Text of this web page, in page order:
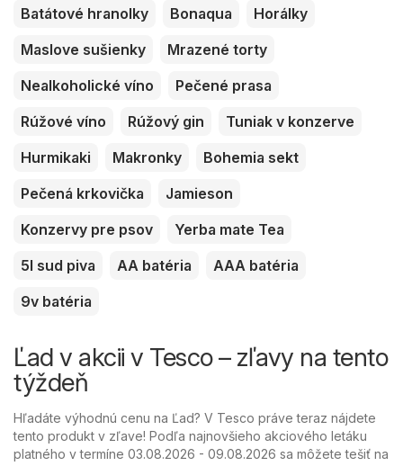
Batátové hranolky
Bonaqua
Horálky
Maslove sušienky
Mrazené torty
Nealkoholické víno
Pečené prasa
Rúžové víno
Rúžový gin
Tuniak v konzerve
Hurmikaki
Makronky
Bohemia sekt
Pečená krkovička
Jamieson
Konzervy pre psov
Yerba mate Tea
5l sud piva
AA batéria
AAA batéria
9v batéria
Ľad v akcii v Tesco – zľavy na tento
týždeň
Hľadáte výhodnú cenu na Ľad? V Tesco práve teraz nájdete
tento produkt v zľave! Podľa najnovšieho akciového letáku
platného v termíne 03.08.2026 - 09.08.2026 sa môžete tešiť na